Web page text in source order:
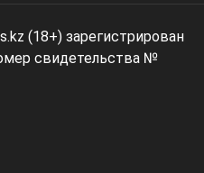
(18+) зарегистрирован
свидетельства №